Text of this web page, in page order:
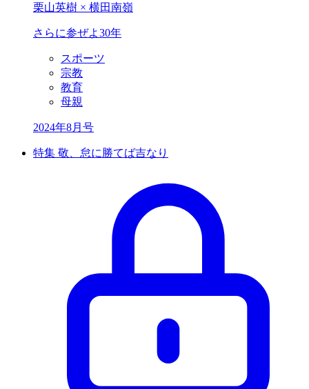
栗山英樹 × 横田南嶺
さらに参ぜよ30年
スポーツ
宗教
教育
母親
2024年8月号
特集 敬、怠に勝てば吉なり